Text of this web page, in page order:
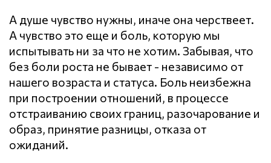
А душе чувство нужны, иначе она черствеет.
А чувство это еще и боль, которую мы
испытывать ни за что не хотим. Забывая, что
без боли роста не бывает - независимо от
нашего возраста и статуса. Боль неизбежна
при построении отношений, в процессе
отстраиванию своих границ, разочарование и
образ, принятие разницы, отказа от
ожиданий.